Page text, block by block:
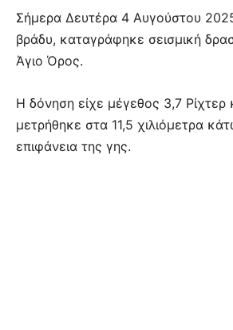
Σήμερα Δευτέρα 4 Αυγούστου
βράδυ, καταγράφηκε σεισμική
Άγιο Όρος.
Η δόνηση είχε μέγεθος 3,7 Ρίχτερ
μετρήθηκε στα 11,5 χιλιόμετρα
επιφάνεια της γης.